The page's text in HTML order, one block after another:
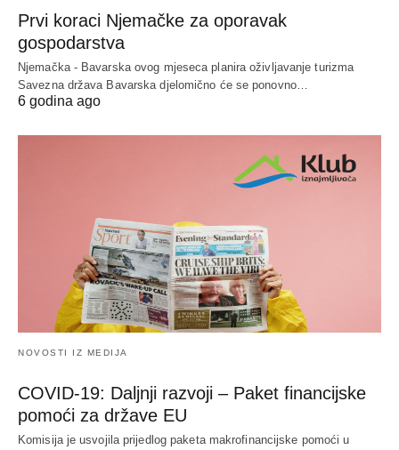
Prvi koraci Njemačke za oporavak
gospodarstva
Njemačka - Bavarska ovog mjeseca planira oživljavanje turizma
Savezna država Bavarska djelomično će se ponovno…
6 godina ago
NOVOSTI IZ MEDIJA
COVID-19: Daljnji razvoji – Paket financijske
pomoći za države EU
Komisija je usvojila prijedlog paketa makrofinancijske pomoći u